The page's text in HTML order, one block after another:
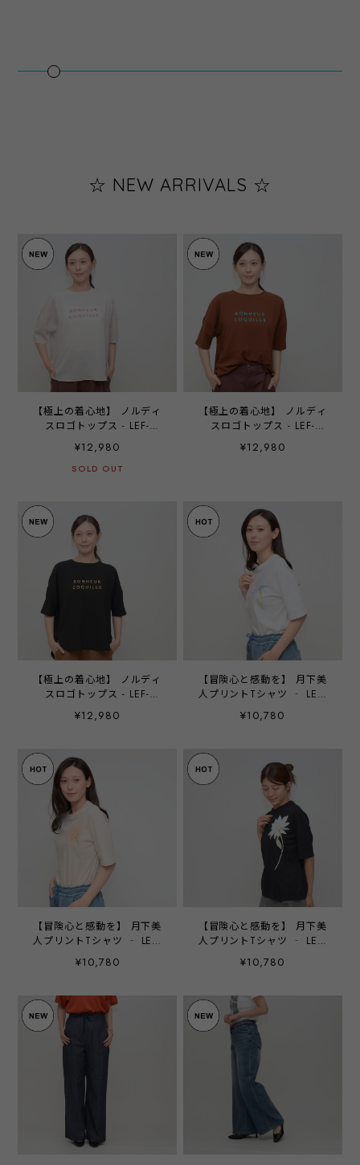
☆ NEW ARRIVALS ☆
【極上の着心地】 ノルディ
スロゴトップス - LEF-
26103 グレージュ ‐
¥12,980
SOLD OUT
【極上の着心地】 ノルディ
スロゴトップス - LEF-
26103 ブラウン ‐
¥12,980
【極上の着心地】 ノルディ
スロゴトップス - LEF-
26103 ブラック ‐
¥12,980
【冒険心と感動を】 月下美
人プリントTシャツ ‐ LER-
2684 オフ ‐
¥10,780
【冒険心と感動を】 月下美
人プリントTシャツ ‐ LER-
2684 グレージュ ‐
¥10,780
【冒険心と感動を】 月下美
人プリントTシャツ ‐ LER-
2684 ブラック ‐
¥10,780